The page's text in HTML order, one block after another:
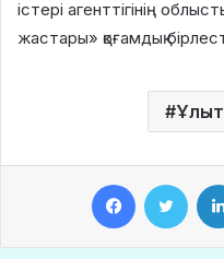
істері агенттігінің
жастары» қоғамдық